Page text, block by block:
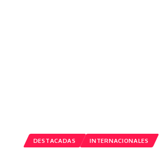
DESTACADAS INTERNACIONALES